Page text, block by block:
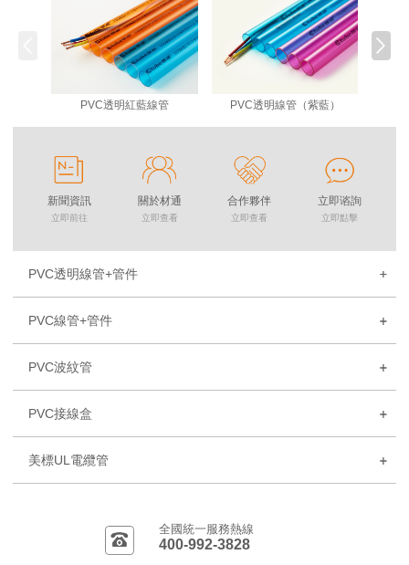
PVC透明紅藍線管 PVC透明線管（紫藍）
新聞資訊
立即前往
關於材通
立即查看
合作夥伴
立即查看
立即谘詢
立即點擊
PVC透明線管+管件
PVC線管+管件
PVC波紋管
PVC接線盒
美標UL電纜管
全國統一服務熱線
400-992-3828